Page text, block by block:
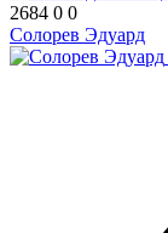
2684 0 0
Солорев Эдуард